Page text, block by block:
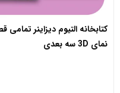
کتابخانه التیوم دیزاینر
نمای 3D سه بعدی